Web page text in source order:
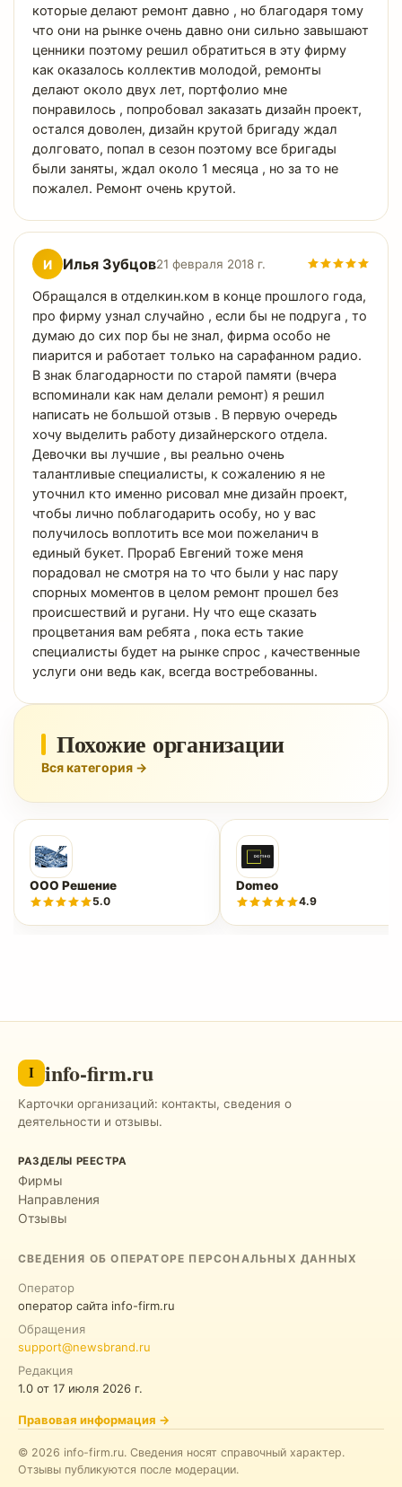
которые делают ремонт давно , но благодаря тому
что они на рынке очень давно они сильно завышают
ценники поэтому решил обратиться в эту фирму
как оказалось коллектив молодой, ремонты
делают около двух лет, портфолио мне
понравилось , попробовал заказать дизайн проект,
остался доволен, дизайн крутой бригаду ждал
долговато, попал в сезон поэтому все бригады
были заняты, ждал около 1 месяца , но за то не
пожалел. Ремонт очень крутой.
И Илья Зубцов21 февраля 2018 г.
Обращался в отделкин.ком в конце прошлого года,
про фирму узнал случайно , если бы не подруга , то
думаю до сих пор бы не знал, фирма особо не
пиарится и работает только на сарафанном радио.
В знак благодарности по старой памяти (вчера
вспоминали как нам делали ремонт) я решил
написать не большой отзыв . В первую очередь
хочу выделить работу дизайнерского отдела.
Девочки вы лучшие , вы реально очень
талантливые специалисты, к сожалению я не
уточнил кто именно рисовал мне дизайн проект,
чтобы лично поблагодарить особу, но у вас
получилось воплотить все мои пожеланич в
единый букет. Прораб Евгений тоже меня
порадовал не смотря на то что были у нас пару
спорных моментов в целом ремонт прошел без
происшествий и ругани. Ну что еще сказать
процветания вам ребята , пока есть такие
специалисты будет на рынке спрос , качественные
услуги они ведь как, всегда востребованны.
Похожие организации
Вся категория →
ООО Решение
5.0
Domeo
4.9
I info-firm.ru
Карточки организаций: контакты, сведения о
деятельности и отзывы.
РАЗДЕЛЫ РЕЕСТРА
Фирмы
Направления
Отзывы
СВЕДЕНИЯ ОБ ОПЕРАТОРЕ ПЕРСОНАЛЬНЫХ ДАННЫХ
Оператор
оператор сайта info-firm.ru
Обращения
support@newsbrand.ru
Редакция
1.0 от 17 июля 2026 г.
Правовая информация →
© 2026 info-firm.ru. Сведения носят справочный характер.
Отзывы публикуются после модерации.